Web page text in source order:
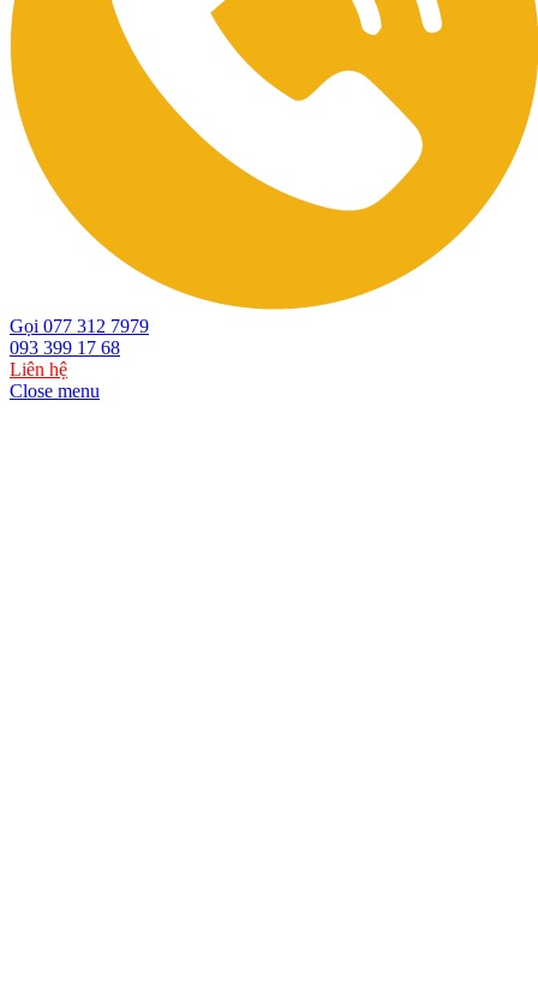
Gọi 077 312 7979
093 399 17 68
Liên hệ
Close menu